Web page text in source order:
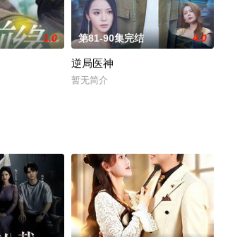
1.0 第81-90集完结 4.0
逆局医神
暂无简介